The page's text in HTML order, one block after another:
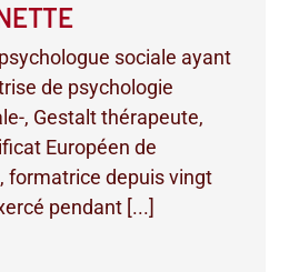
sociale ayant
de psychologie
, Gestalt thérapeute,
Européen de
formatrice depuis vingt
pendant [...]